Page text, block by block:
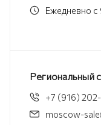
Ежедневно
Региональный
+7 (916)
moscow-